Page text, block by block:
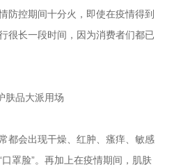
防控期间十分火，即使在疫情得到
很长一段时间，因为消费者们都已
品大派用场
会出现干燥、红肿、瘙痒、敏感
罩脸”。再加上在疫情期间，肌肤